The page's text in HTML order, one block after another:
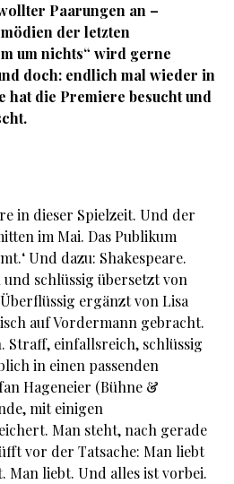
Paarungen an –
der letzten
um nichts“ wird gerne
doch: endlich mal wieder in
hat die Premiere besucht und
in dieser Spielzeit. Und der
im Mai. Das Publikum
Und dazu: Shakespeare.
schlüssig übersetzt von
ergänzt von Lisa
auf Vordermann gebracht.
einfallsreich, schlüssig
in einen passenden
Hageneier (Bühne &
mit einigen
Man steht, nach gerade
vor der Tatsache: Man liebt
Man liebt. Und alles ist vorbei.